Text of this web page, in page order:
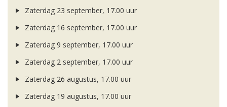
Zaterdag 23 september, 17.00 uur
Zaterdag 16 september, 17.00 uur
Zaterdag 9 september, 17.00 uur
Zaterdag 2 september, 17.00 uur
Zaterdag 26 augustus, 17.00 uur
Zaterdag 19 augustus, 17.00 uur